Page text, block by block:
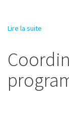
Lire la suite